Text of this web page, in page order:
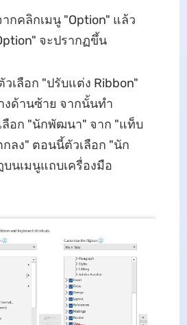
กคลิกเมนู "Option" แล้ว
จะปรากฏขึ้น
วเลือก "ปรับแต่ง Ribbon"
งด้านซ้าย จากนั้นทำ
ลือก "นักพัฒนา" จาก "แท็บ
ลง" ตอนนี้ตัวเลือก "นัก
นเมนูแถบเครื่องมือ